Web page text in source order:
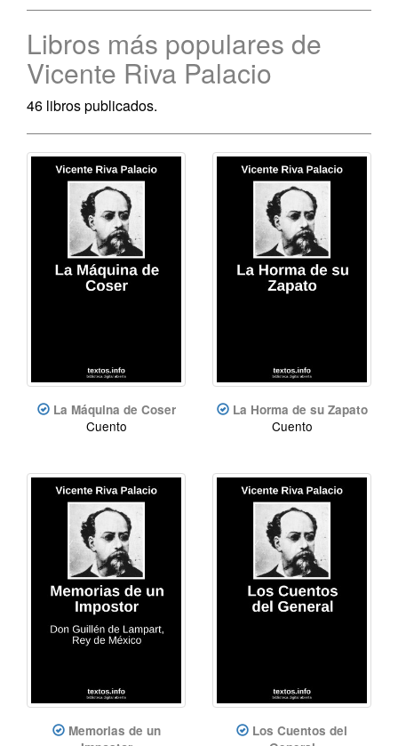
Libros más populares de
Vicente Riva Palacio
46 libros publicados.
La Máquina de Coser
Cuento
La Horma de su Zapato
Cuento
Memorias de un
Los Cuentos del